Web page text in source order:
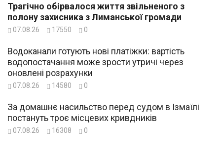
Трагічно обірвалося життя звільненого з
полону захисника з Лиманської громади
07.08.26 17550 0
Водоканали готують нові платіжки: вартість
водопостачання може зрости утричі через
оновлені розрахунки
07.08.26 14580 0
За домашнє насильство перед судом в Ізмаїлі
постануть троє місцевих кривдників
07.08.26 16308 0